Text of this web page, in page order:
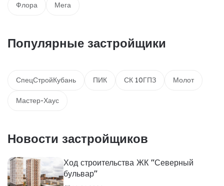
Флора Мега
Популярные застройщики
СпецСтройКубань ПИК СК 10ГПЗ Молот
Мастер-Хаус
Новости застройщиков
Ход строительства ЖК "Северный
бульвар"